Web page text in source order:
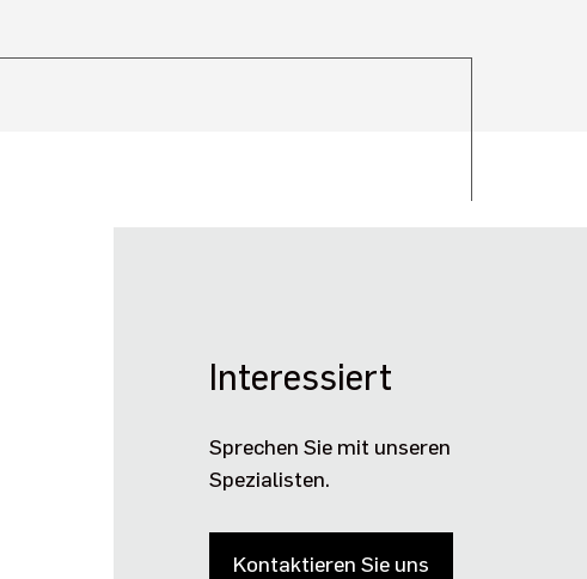
Interessiert
Sprechen Sie mit unseren
Spezialisten.
Kontaktieren Sie uns